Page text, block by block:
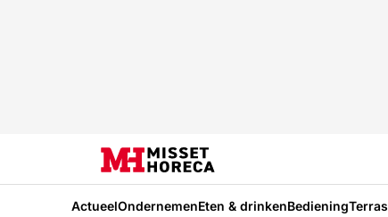
ActueelOndernemenEten & drinkenBedieningTerras